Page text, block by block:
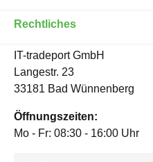
Rechtliches
IT-tradeport GmbH
Langestr. 23
33181 Bad Wünnenberg
Öffnungszeiten:
Mo - Fr: 08:30 - 16:00 Uhr